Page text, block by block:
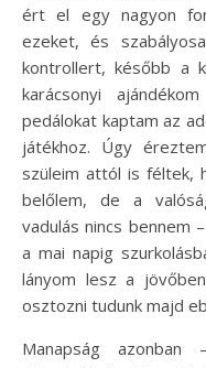
ért el egy nagyon
ezeket, és
kontrollert, később a
karácsonyi
pedálokat kaptam az
játékhoz. Úgy
szüleim attól is féltek,
belőlem, de a
vadulás nincs bennem
a mai napig
lányom lesz a
osztozni tudunk majd
Manapság azonban